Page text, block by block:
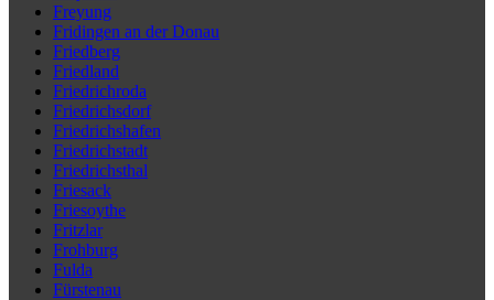
Freyung
Fridingen an der Donau
Friedberg
Friedland
Friedrichroda
Friedrichsdorf
Friedrichshafen
Friedrichstadt
Friedrichsthal
Friesack
Friesoythe
Fritzlar
Frohburg
Fulda
Fürstenau